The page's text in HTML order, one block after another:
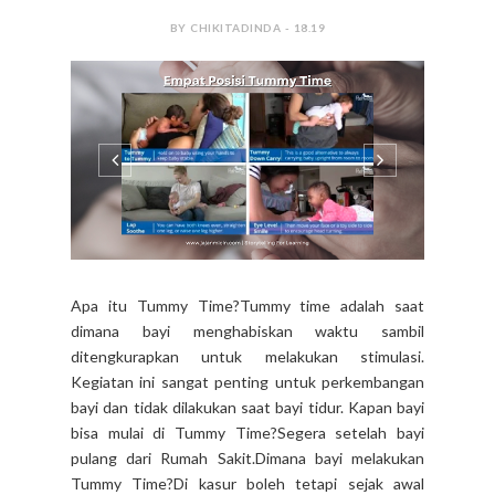
BY CHIKITADINDA - 18.19
Apa itu Tummy Time?Tummy time adalah saat
dimana bayi menghabiskan waktu sambil
ditengkurapkan untuk melakukan stimulasi.
Kegiatan ini sangat penting untuk perkembangan
bayi dan tidak dilakukan saat bayi tidur. Kapan bayi
bisa mulai di Tummy Time?Segera setelah bayi
pulang dari Rumah Sakit.Dimana bayi melakukan
Tummy Time?Di kasur boleh tetapi sejak awal